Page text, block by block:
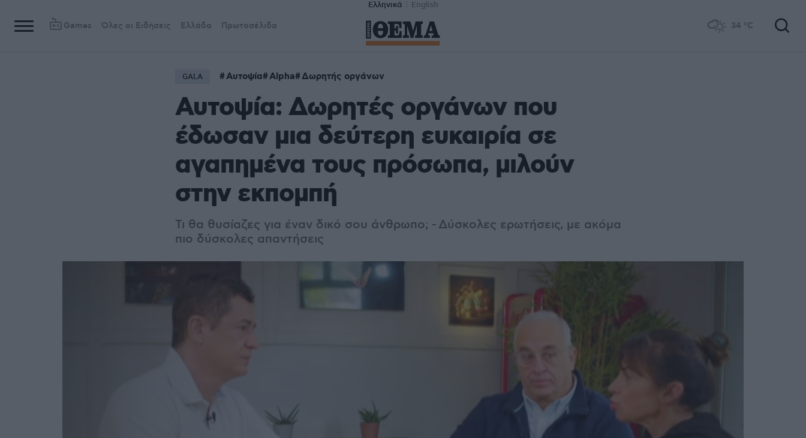
Ελληνικά English
Games Όλες οι Ειδήσεις Ελλάδα Πρωτοσέλιδα 34 °C
GALA Αυτοψία Alpha Δωρητής οργάνων
Αυτοψία: Δωρητές οργάνων που
έδωσαν μια δεύτερη ευκαιρία σε
αγαπημένα τους πρόσωπα, μιλούν
στην εκπομπή
Τι θα θυσίαζες για έναν δικό σου άνθρωπο; - Δύσκολες ερωτήσεις, με ακόμα
πιο δύσκολες απαντήσεις